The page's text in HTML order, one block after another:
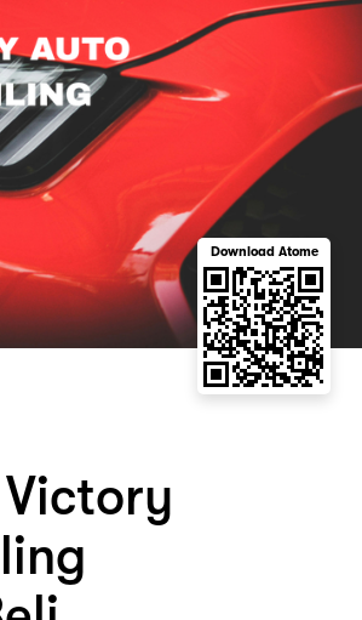
Download Atome